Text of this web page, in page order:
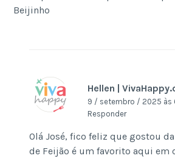
Beijinho
Hellen |
9 / setembro / 2025 às
Responder
Olá José, fico feliz que gostou
de Feijão é um favorito aqui em